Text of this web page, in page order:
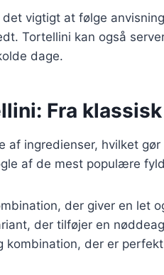
vigtigt at følge
Tortellini kan også
dage.
Fra
af ingredienser, hvilket
af de mest populære
der giver en let
der tilføjer en
kombination, der er